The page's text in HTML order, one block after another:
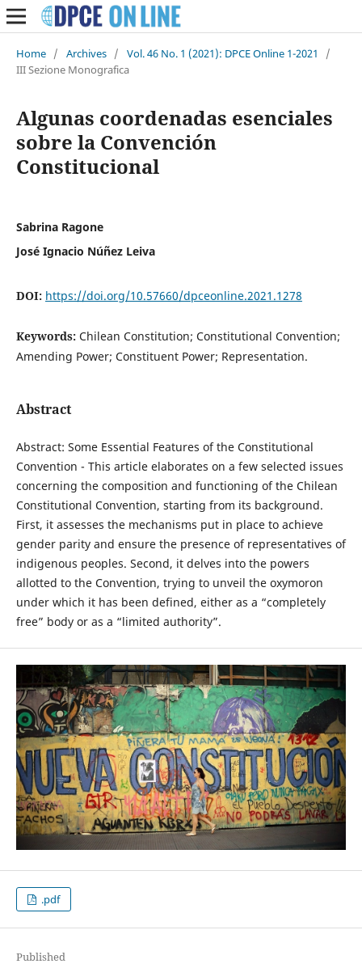
Home / Archives / Vol. 46 No. 1 (2021): DPCE Online 1-2021
/
III Sezione Monografica
Algunas coordenadas esenciales
sobre la Convención
Constitucional
Sabrina Ragone
José Ignacio Núñez Leiva
DOI: https://doi.org/10.57660/dpceonline.2021.1278
Keywords: Chilean Constitution; Constitutional Convention;
Amending Power; Constituent Power; Representation.
Abstract
Abstract: Some Essential Features of the Constitutional
Convention - This article elaborates on a few selected issues
concerning the composition and functioning of the Chilean
Constitutional Convention, starting from its background.
First, it assesses the mechanisms put in place to achieve
gender parity and ensure the presence of representatives of
indigenous peoples. Second, it delves into the powers
allotted to the Convention, trying to unveil the oxymoron
under which it has been defined, either as a “completely
free” body or as a “limited authority”.
.pdf
Published